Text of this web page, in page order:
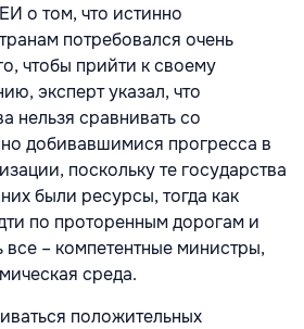
о том, что истинно
потребовался очень
чтобы прийти к своему
эксперт указал, что
нельзя сравнивать со
добивавшимися прогресса в
поскольку те государства
были ресурсы, тогда как
по проторенным дорогам и
все – компетентные министры,
среда.
положительных